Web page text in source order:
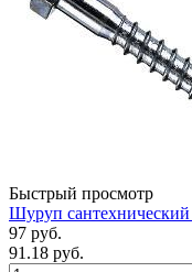
Быстрый просмотр
Шуруп
97 руб.
91.18 руб.